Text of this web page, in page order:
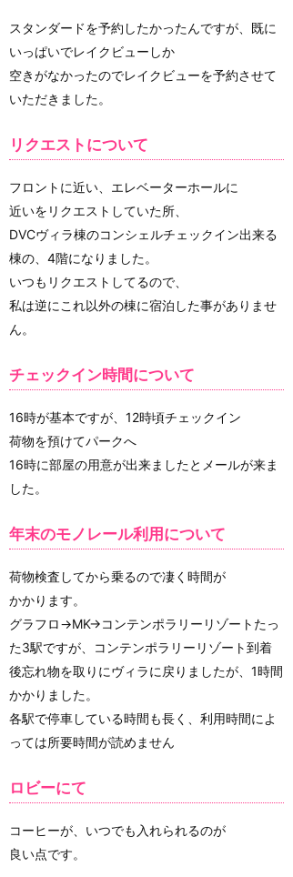
スタンダードを予約したかったんですが、既に
いっぱいでレイクビューしか
空きがなかったのでレイクビューを予約させて
いただきました。
リクエストについて
フロントに近い、エレベーターホールに
近いをリクエストしていた所、
DVCヴィラ棟のコンシェルチェックイン出来る
棟の、4階になりました。
いつもリクエストしてるので、
私は逆にこれ以外の棟に宿泊した事がありませ
ん。
チェックイン時間について
16時が基本ですが、12時頃チェックイン
荷物を預けてパークへ
16時に部屋の用意が出来ましたとメールが来ま
した。
年末のモノレール利用について
荷物検査してから乗るので凄く時間が
かかります。
グラフロ→MK→コンテンポラリーリゾートたっ
た3駅ですが、コンテンポラリーリゾート到着
後忘れ物を取りにヴィラに戻りましたが、1時間
かかりました。
各駅で停車している時間も長く、利用時間によ
っては所要時間が読めません
ロビーにて
コーヒーが、いつでも入れられるのが
良い点です。